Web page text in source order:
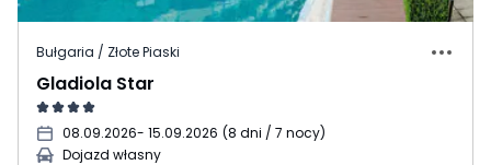
Bułgaria / Złote Piaski
Gladiola Star
08.09.2026- 15.09.2026 (8 dni / 7 nocy)
Dojazd własny